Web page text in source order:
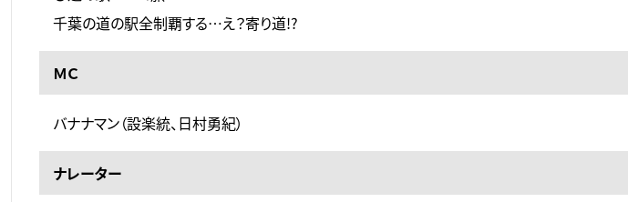
千葉の道の駅全制覇する…え？寄り道!?
ＭＣ
バナナマン（設楽統、日村勇紀）
ナレーター